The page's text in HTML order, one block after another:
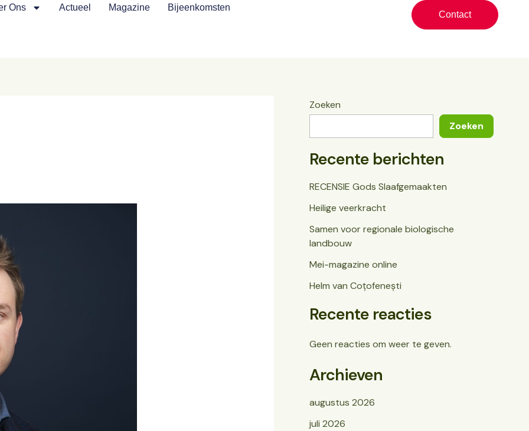
Ons Actueel Magazine Bijeenkomsten
Contact
Zoeken
Zoeken
Recente berichten
RECENSIE Gods Slaafgemaakten
Heilige veerkracht
Samen voor regionale biologische
landbouw
Mei-magazine online
Helm van Coțofenești
Recente reacties
Geen reacties om weer te geven.
Archieven
augustus 2026
juli 2026